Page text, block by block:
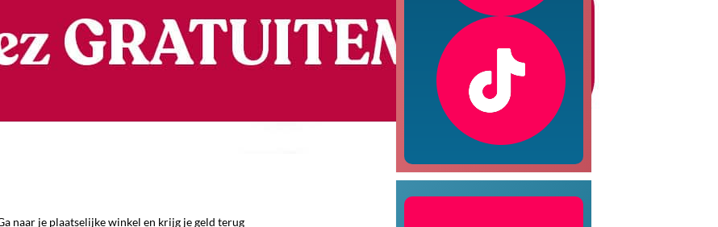
naar je plaatselijke winkel en krijg je geld terug